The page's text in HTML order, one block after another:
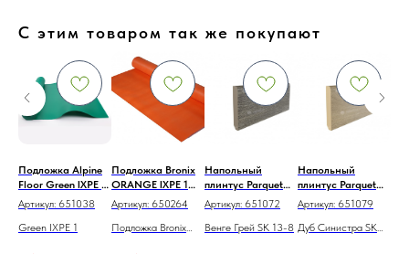
С этим товаром так же покупают
Подложка Alpine
Floor Green IXPE 1
мм (10 м2)
Артикул: 651038
Green IXPE 1
Подложка Bronix
ORANGE IXPE 1
мм рулон 9,1х1,1 м.
(10 м2)
Артикул: 650264
Подложка Bronix
Напольный
плинтус Parquet
Light Венге Грей
SK 13-8
2200х80х12,5 мм
Артикул: 651072
Венге Грей SK 13-8
Напольный
плинтус Parquet
Light Дуб
Синистра SK 13-17
2200х80х12,5 мм
Артикул: 651079
Дуб Синистра SK